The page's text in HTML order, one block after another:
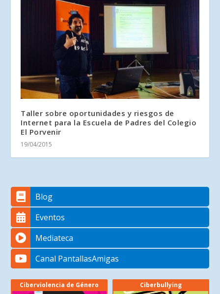
Taller sobre oportunidades y riesgos de
Internet para la Escuela de Padres del Colegio
El Porvenir
19/04/2015
Blog
Eventos
Mediateca
Canal PantallasAmigas
Ciberviolencia de Género Ciberbullying